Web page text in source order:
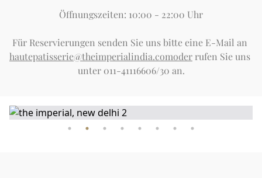
Öffnungszeiten: 10:00 - 22:00 Uhr
hautepatisserie@theimperialindia.comoder rufen Sie uns
unter 011-41116606/30 an.